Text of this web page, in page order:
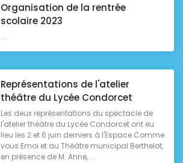
Organisation de la rentrée
scolaire 2023
...
Représentations de l'atelier
théâtre du Lycée Condorcet
Les deux représentations du spectacle de
l'atelier théâtre du Lycée Condorcet ont eu
lieu les 2 et 6 juin derniers à l'Espace Comme
vous Emoi et au Théâtre municipal Berthelot,
en présence de M. Anne, ...